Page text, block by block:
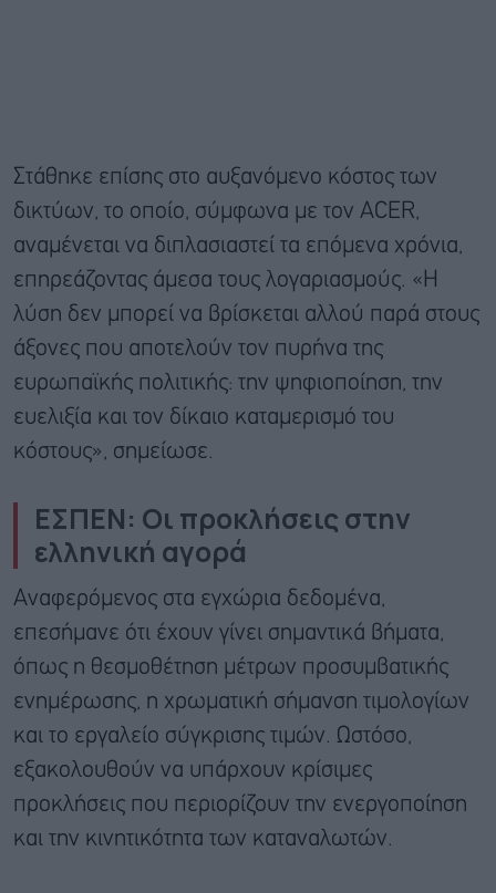
Στάθηκε επίσης στο αυξανόμενο κόστος των
δικτύων, το οποίο, σύμφωνα με τον ACER,
αναμένεται να διπλασιαστεί τα επόμενα χρόνια,
επηρεάζοντας άμεσα τους λογαριασμούς. «Η
λύση δεν μπορεί να βρίσκεται αλλού παρά στους
άξονες που αποτελούν τον πυρήνα της
ευρωπαϊκής πολιτικής: την ψηφιοποίηση, την
ευελιξία και τον δίκαιο καταμερισμό του
κόστους», σημείωσε.
ΕΣΠΕΝ: Οι προκλήσεις στην
ελληνική αγορά
Αναφερόμενος στα εγχώρια δεδομένα,
επεσήμανε ότι έχουν γίνει σημαντικά βήματα,
όπως η θεσμοθέτηση μέτρων προσυμβατικής
ενημέρωσης, η χρωματική σήμανση τιμολογίων
και το εργαλείο σύγκρισης τιμών. Ωστόσο,
εξακολουθούν να υπάρχουν κρίσιμες
προκλήσεις που περιορίζουν την ενεργοποίηση
και την κινητικότητα των καταναλωτών.